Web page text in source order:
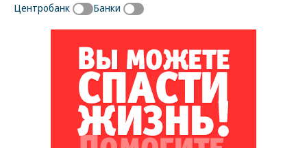
Центробанк
Банки